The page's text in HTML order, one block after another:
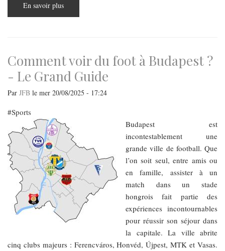
En savoir plus
DE
Comment voir du foot à Budapest ?
- Le Grand Guide
Par JFB le mer 20/08/2025 - 17:24
Sports
Budapest est
incontestablement une
grande ville de football. Que
l’on soit seul, entre amis ou
en famille, assister à un
match dans un stade
hongrois fait partie des
expériences incontournables
pour réussir son séjour dans
la capitale. La ville abrite
cinq clubs majeurs : Ferencváros, Honvéd, Újpest, MTK et Vasas.